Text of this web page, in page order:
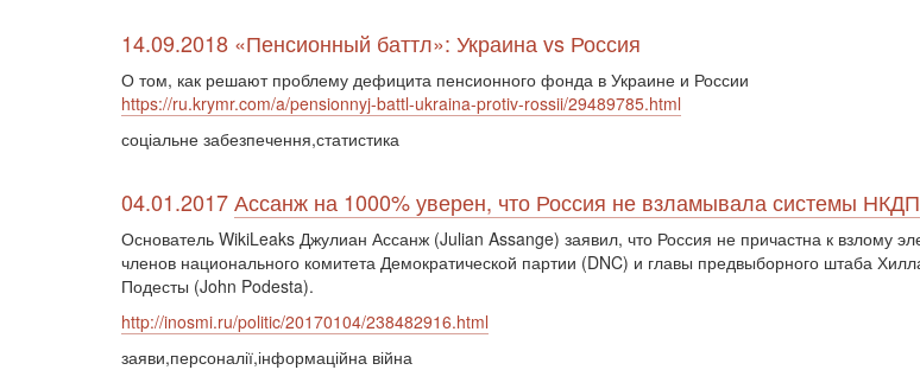
14.09.2018 «Пенсионный баттл»: Украина vs Россия
О том, как решают проблему дефицита пенсионного фонда в Украине и России
https://ru.krymr.com/a/pensionnyj-battl-ukraina-protiv-rossii/29489785.html
соціальне забезпечення,статистика
04.01.2017Ассанж на 1000% уверен, что Россия не взламывала системы НКДП
Основатель WikiLeaks Джулиан Ассанж (Julian Assange) заявил, что Россия не причастна к взлому
членов национального комитета Демократической партии (DNC) и главы предвыборного штаба
Подесты (John Podesta).
http://inosmi.ru/politic/20170104/238482916.html
заяви,персоналії,інформаційна війна